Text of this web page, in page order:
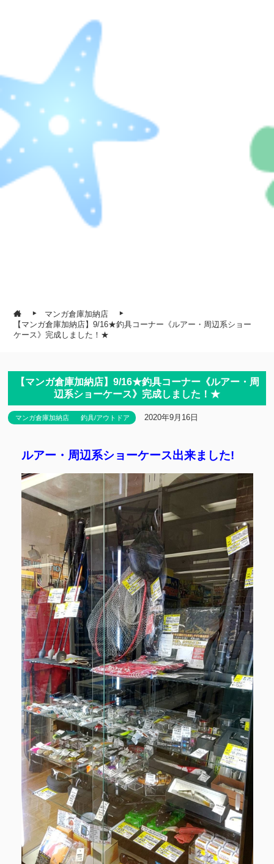
マンガ倉庫加納店
【マンガ倉庫加納店】9/16★釣具コーナー《ルアー・周辺系ショー
ケース》完成しました！★
【マンガ倉庫加納店】9/16★釣具コーナー《ルアー・周
辺系ショーケース》完成しました！★
マンガ倉庫加納店 釣具/アウトドア 2020年9月16日
ルアー・周辺系ショーケース出来ました!